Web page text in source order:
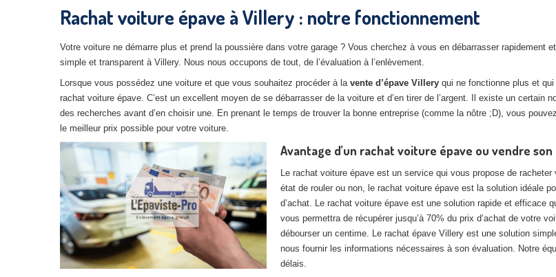
Rachat voiture épave à Villery : notre fonctionnement
Votre voiture ne démarre plus et prend la poussière dans votre garage ? Vous cherchez à vous en débarrasser rapidement
simple et transparent à Villery. Nous nous occupons de tout, de l’évaluation à l’enlèvement.
Lorsque vous possédez une voiture et que vous souhaitez procéder à lavente d’épave Villery qui ne fonctionne plus et
rachat voiture épave. C’est un excellent moyen de se débarrasser de la voiture et d’en tirer de l’argent. Il existe un certain
des recherches avant d’en choisir une. En prenant le temps de trouver la bonne entreprise (comme la nôtre ;D), vous
le meilleur prix possible pour votre voiture.
Avantage d’un rachat voiture épave ou vendre son
Le rachat voiture épave est un service qui vous propose de
état de rouler ou non, le rachat voiture épave est la solution idéale
d’achat. Le rachat voiture épave est une solution rapide et
vous permettra de récupérer jusqu’à 70% du prix d’achat de votre
débourser un centime. Le rachat épave Villery est une solution
nous fournir les informations nécessaires à son évaluation. Notre
délais.